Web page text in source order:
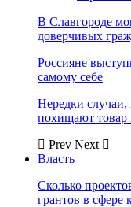
В Славгороде
доверчивых
Россияне
самому себе
Нередки случаи,
похищают
Prev Next
Власть
Сколько
грантов в сфере